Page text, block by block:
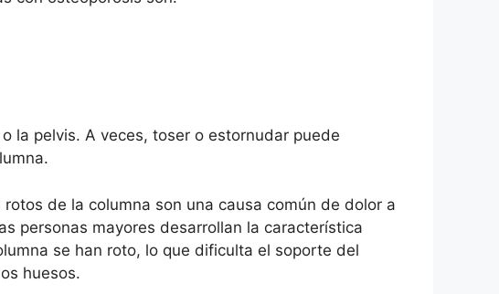
la pelvis. A veces, toser o estornudar puede
de la columna son una causa común de dolor a
personas mayores desarrollan la característica
se han roto, lo que dificulta el soporte del
huesos.